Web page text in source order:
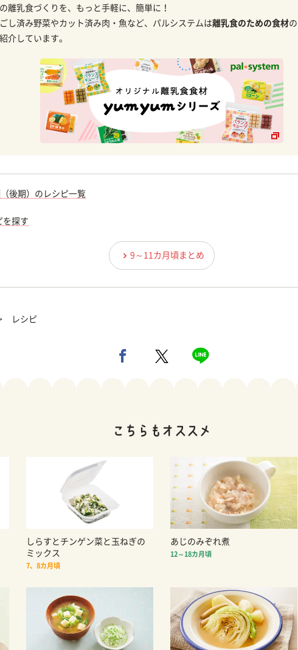
離乳食づくりを、もっと手軽に、簡単に！
し済み野菜やカット済み肉・魚など、パルシステムは離乳食のための食材
介しています。
後期）のレシピ一覧
を探す
9～11カ月頃まとめ
レシピ
しらすとチンゲン菜と玉ねぎの
ミックス
7、8カ月頃
あじのみぞれ煮
12～18カ月頃